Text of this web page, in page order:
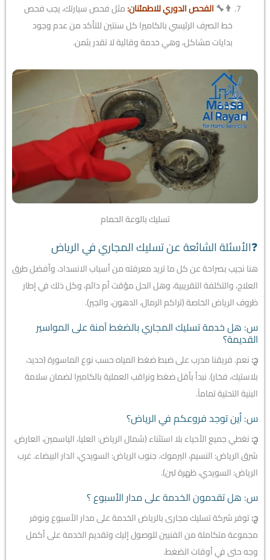
👨‍🔧الفحص الدوري للاطمئنان:مثل فحص سيارتك، يجب فحص
خط الصرف الرئيسي بالكاميرا كل سنتين للتأكد من عدم وجود
بدايات مشاكل، وهي خدمة وقائية لا تقدر بثمن.
تسليك بالوعة الحمام
❓الأسئلة الشائعة عن تسليك المجاري في الرياض
هنا نجيب بصراحة عن كل ما تريد معرفته من أسباب الانسداد، وأفضل طرق
العلاج، والتكلفة التقريبية، وهل الحل مؤقت أم دائم، وكل ذلك في إطار
ظروف الرياض الخاصة (تراكم الرمال، الدهون، والجير).
س: هل خدمة تسليك المجاري بالضغط آمنة على المواسير
القديمة؟
ج:نعم. فريقنا مدرب على ضبط ضغط المياه حسب نوع الماسورة (حديد،
بلاستيك، فخار). نبدأ بأقل ضغط ونراقب العملية بالكاميرا لضمان سلامة
البنية التحتية تماماً.
س: أين توجد فروعكم في الرياض؟
ج:نغطي جميع الأحياء بلا استثناء (شمال الرياض: العليا، الياسمين، العارض.
شرق الرياض: النسيم، اليرموك. جنوب الرياض: السويدي، الدار البيضاء. غرب
الرياض: السويدي، ظهرة لبن).
س: هل تقدمون الخدمة على مدار الأسبوع ؟
ج:توفر شركة تسليك مجارى بالرياض الخدمة على مدار الأسبوع ونوفر
مجموعة متكاملة من الفنيين للوصول إليك وتقديم الخدمة على أكمل
وجه حتى في أوقات الضغط.